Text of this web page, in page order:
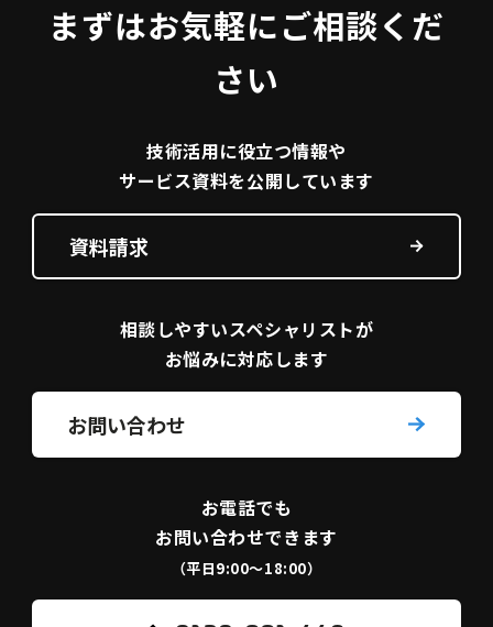
まずはお気軽にご相談くだ
さい
技術活用に役立つ情報や
サービス資料を公開しています
資料請求
相談しやすいスペシャリストが
お悩みに対応します
お問い合わせ
お電話でも
お問い合わせできます
（平日9:00〜18:00）